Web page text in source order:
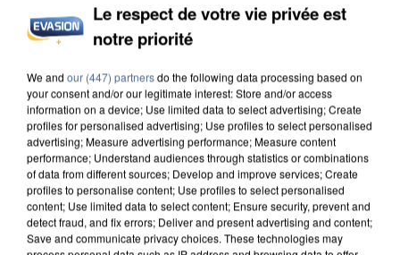
INCENDIES : L’ÎLE-DE-FRANCE LANCE UN ÉLAN
DE SOLIDARITÉ AVEC LES...
Le respect de votre vie privée est
notre priorité
We and our (447) partnersdo the following data processing based on
your consent and/or our legitimate interest: Store and/or access
information on a device; Use limited data to select advertising; Create
profiles for personalised advertising; Use profiles to select personalised
advertising; Measure advertising performance; Measure content
performance; Understand audiences through statistics or combinations
of data from different sources; Develop and improve services; Create
profiles to personalise content; Use profiles to select personalised
content; Use limited data to select content; Ensure security, prevent and
detect fraud, and fix errors; Deliver and present advertising and content;
Save and communicate privacy choices. These technologies may